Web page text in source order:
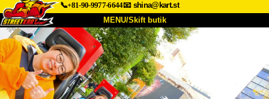
📞+81-90-9977-6644📧 shina@kart.st
MENU/Skift butik
TOP
Om Specifikationer
Adgang Stemme